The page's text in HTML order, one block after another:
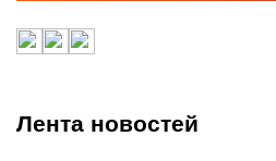
Лента новостей